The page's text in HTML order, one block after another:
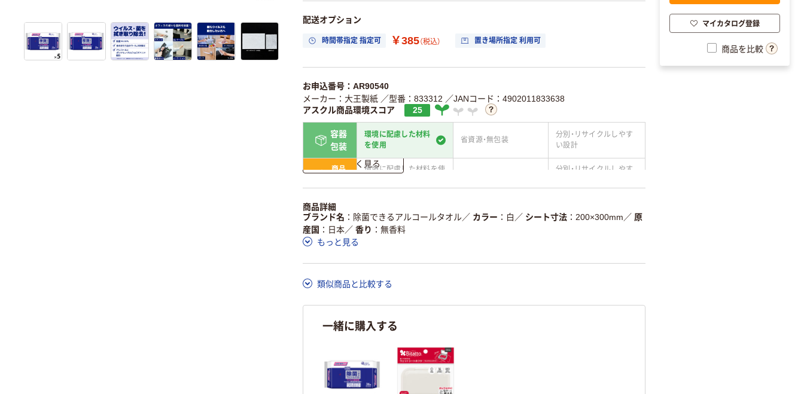
配送オプション
時間帯指定 指定可 ￥385（税込） 置き場所指定 利用可
お申込番号：AR90540
メーカー：大王製紙 ／型番：833312 ／JANコード：4902011833638
アスクル商品環境スコア
25
容器
包装
環境に配慮した材料
を使用
省資源・無包装
分別・リサイクルしやす
い設計
商品
環境に配慮した材料を使
分別・リサイクルしやす
仕組
る
ている
削減
この商品の環境配慮ポイントです。詳しくはページ下部の商品詳細「
ア詳細／加点項目
詳しく見る
商品詳細
ブランド名
除菌できるアルコールタオル／ カラー 白 ／ シート寸法 200×300mm ／ 原
産国
日本／ 香り
無香料
もっと見る
類似商品と比較する
一緒に購入する
マイカタログ登録
商品を比較